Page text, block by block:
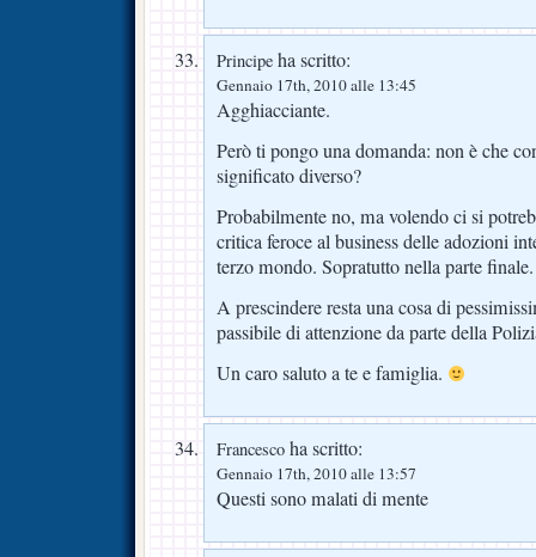
Principe ha scritto:
Gennaio 17th, 2010 alle 13:45
Agghiacciante.
Però ti pongo una domanda: non è che
significato diverso?
Probabilmente no, ma volendo ci si
critica feroce al business delle adozioni
terzo mondo. Sopratutto nella parte finale.
A prescindere resta una cosa di
passibile di attenzione da parte della
Un caro saluto a te e famiglia.
Francesco ha scritto:
Gennaio 17th, 2010 alle 13:57
Questi sono malati di mente